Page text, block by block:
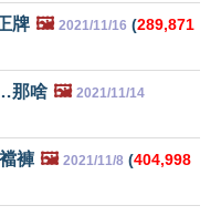
牌 🖼️ 2021/11/16 (289,871
那啥 🖼️ 2021/11/14
褲 🖼️ 2021/11/8 (404,998